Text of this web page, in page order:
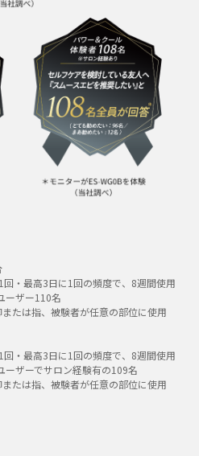
回・最高3日に1回の頻度で、8週間使用
ーザー110名
たは指、被験者が任意の部位に使用
回・最高3日に1回の頻度で、8週間使用
ーザーでサロン経験有の109名
たは指、被験者が任意の部位に使用